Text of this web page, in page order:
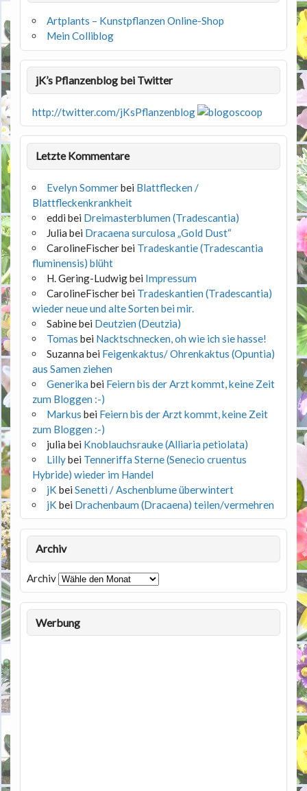
Artplants – Kunstpflanzen Online-Shop
Mein Colliblog
jK’s Pflanzenblog bei Twitter
http://twitter.com/jKsPflanzenblog
Letzte Kommentare
Evelyn Sommerbei Blattflecken /
Blattfleckenkrankheit
eddibei Dreimasterblumen (Tradescantia)
Julia bei Dracaena surculosa „Gold Dust“
CarolineFischerbei Tradeskantie (Tradescantia
fluminensis) blüht
H. Gering-Ludwigbei Impressum
CarolineFischerbei Tradeskantien (Tradescantia)
wieder neue und alte Sorten bei mir.
Sabinebei Deutzien (Deutzia)
Tomas bei Nacktschnecken, oh wie ich sie hasse!
Suzanna bei Feigenkaktus/ Ohrenkaktus (Opuntia)
aus Samen ziehen
Generika bei Feiern bis der Arzt kommt, keine Zeit
zum Bloggen :-)
Markus bei Feiern bis der Arzt kommt, keine Zeit
zum Bloggen :-)
julia bei Knoblauchsrauke (Alliaria petiolata)
Lillybei Tenneriffa Sterne (Senecio cruentus
Hybride) wieder im Handel
jK beiSenetti / Aschenblume überwintert
jK bei Drachenbaum (Dracaena) teilen/vermehren
Archiv
Archiv
Werbung